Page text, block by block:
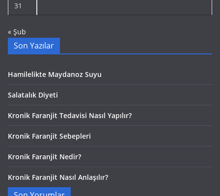
31
« Şub
Son Yazılar
Hamilelikte Maydanoz Suyu
Salatalık Diyeti
Kronik Faranjit Tedavisi Nasıl Yapılır?
Kronik Faranjit Sebepleri
Kronik Faranjit Nedir?
Kronik Faranjit Nasıl Anlaşılır?